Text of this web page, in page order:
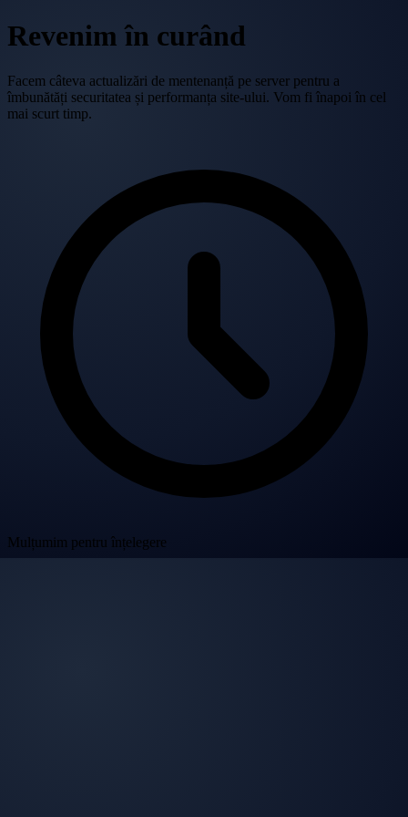
Revenim în curând
Facem câteva actualizări de mentenanță pe server pentru a
îmbunătăți securitatea și performanța site-ului. Vom fi înapoi în cel
mai scurt timp.
Mulțumim pentru înțelegere